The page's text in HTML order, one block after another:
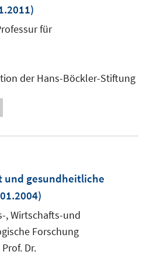
für
der Hans-Böckler-Stiftung
und gesundheitliche
, Wirtschafts-und
Forschung
Dr.